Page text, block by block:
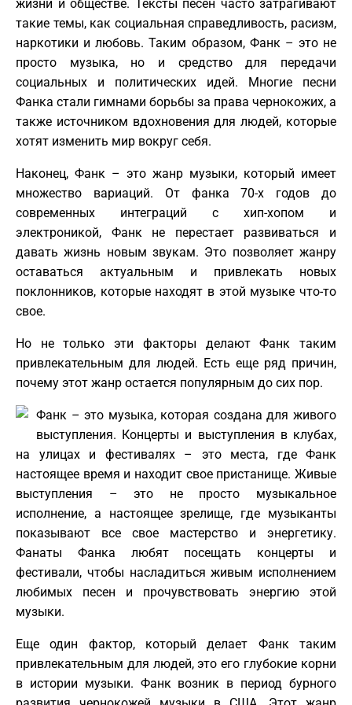
жизни и обществе. Тексты песен часто затрагивают
такие темы, как социальная справедливость, расизм,
наркотики и любовь. Таким образом, Фанк – это не
просто музыка, но и средство для передачи
социальных и политических идей. Многие песни
Фанка стали гимнами борьбы за права чернокожих, а
также источником вдохновения для людей, которые
хотят изменить мир вокруг себя.
Наконец, Фанк – это жанр музыки, который имеет
множество вариаций. От фанка 70-х годов до
современных интеграций с хип-хопом и
электроникой, Фанк не перестает развиваться и
давать жизнь новым звукам. Это позволяет жанру
оставаться актуальным и привлекать новых
поклонников, которые находят в этой музыке что-то
свое.
Но не только эти факторы делают Фанк таким
привлекательным для людей. Есть еще ряд причин,
почему этот жанр остается популярным до сих пор.
Фанк – это музыка, которая создана для живого
выступления. Концерты и выступления в клубах,
на улицах и фестивалях – это места, где Фанк
настоящее время и находит свое пристанище. Живые
выступления – это не просто музыкальное
исполнение, а настоящее зрелище, где музыканты
показывают все свое мастерство и энергетику.
Фанаты Фанка любят посещать концерты и
фестивали, чтобы насладиться живым исполнением
любимых песен и прочувствовать энергию этой
музыки.
Еще один фактор, который делает Фанк таким
привлекательным для людей, это его глубокие корни
в истории музыки. Фанк возник в период бурного